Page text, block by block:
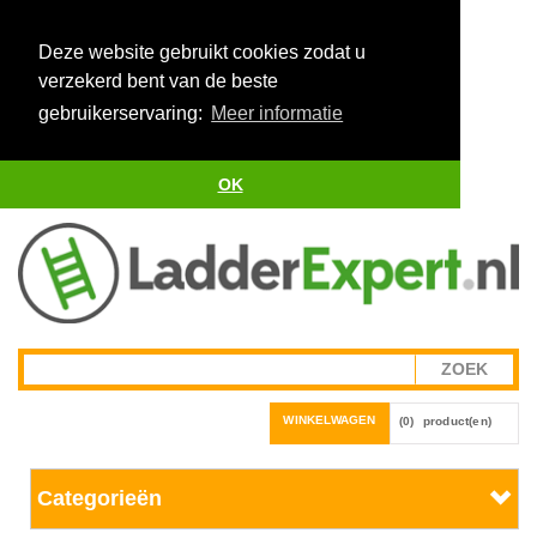
Deze website gebruikt cookies zodat u
verzekerd bent van de beste
gebruikerservaring: Meer informatie
OK
WINKELWAGEN (0) product(en)
Categorieën